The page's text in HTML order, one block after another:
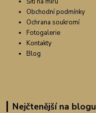
Obchodní podmínky
Ochrana soukromí
Fotogalerie
Kontakty
Blog
Nejčtenější na blogu